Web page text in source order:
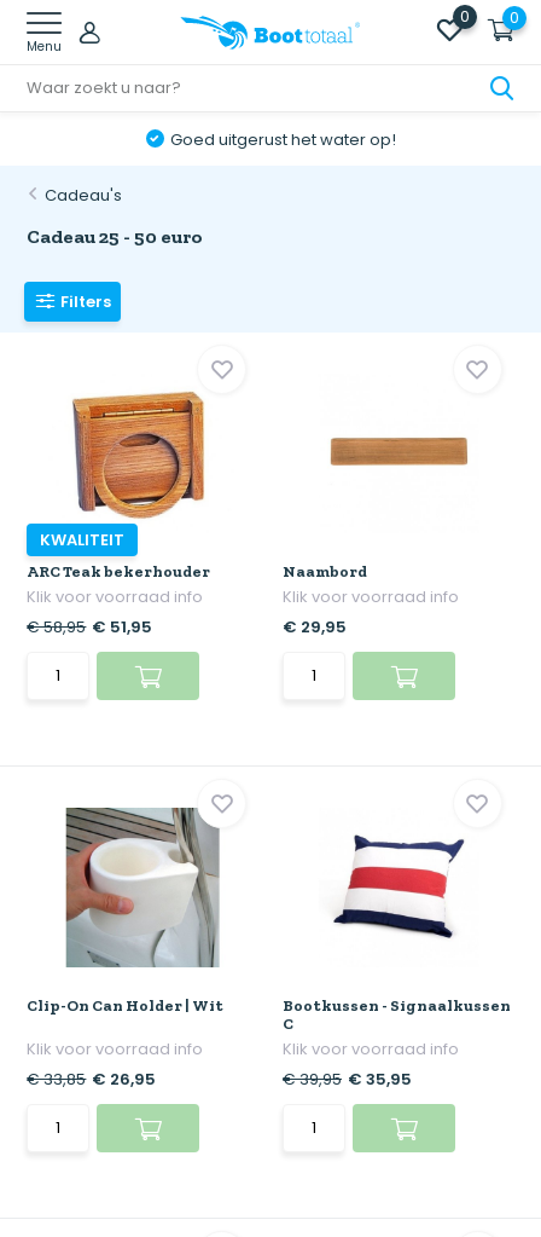
Menu
0 0
Online retourneren: snel & eenvoudig!
Cadeau's
Cadeau 25 - 50 euro
Filters
KWALITEIT
ARC Teak bekerhouder
Klik voor voorraad info
€ 58,95 € 51,95
Naambord
Klik voor voorraad info
€ 29,95
Clip-On Can Holder | Wit
Klik voor voorraad info
€ 33,85 € 26,95
Bootkussen - Signaalkussen
C
Klik voor voorraad info
€ 39,95 € 35,95